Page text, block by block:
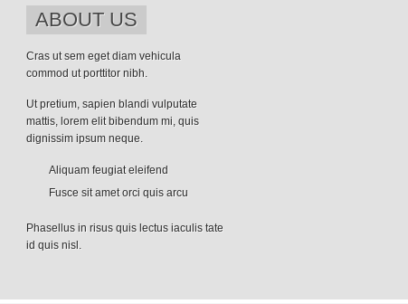
ABOUT US
Cras ut sem eget diam vehicula
commod ut porttitor nibh.
Ut pretium, sapien blandi vulputate
mattis, lorem elit bibendum mi, quis
dignissim ipsum neque.
Aliquam feugiat eleifend
Fusce sit amet orci quis arcu
Phasellus in risus quis lectus iaculis tate
id quis nisl.